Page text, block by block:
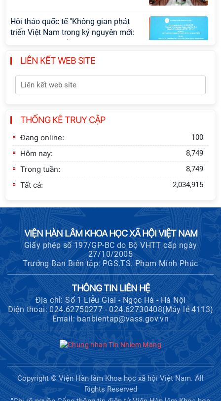
Hội thảo quốc tế "Không gian phát
triển Việt Nam trong kỷ nguyên mới:
Định hướng chiến lược và lựa chọn
chính sách”
Khai quật công trường khai thác đá
xây dựng Thành Nhà Hồ ở núi An
Tôn
Lễ ký kết Thỏa thuận hợp tác giữa
Viện Hàn lâm Khoa học xã hội Việt
Nam và Tỉnh ủy Cao Bằng
LIÊN KẾT WEB SITE
THỐNG KÊ TRUY CẬP
Đang online: 100
Hôm nay: 8,749
Trong tuần: 8,749
Tất cả: 2,034,915
VIỆN HÀN LÂM KHOA HỌC XÃ HỘI VIỆT NAM
Giấy phép số 197/GP-BC do Bộ VHTT cấp ngày
27/10/2005
Trưởng Ban Biên tập: PGS.TS. Phạm Minh Phúc
THÔNG TIN LIÊN HỆ
Địa chỉ: Số 1 Liễu Giai - Ngọc Hà - Hà Nội
Điện thoại: 024.62750277 - 024.62730408(Máy lẻ 4113)
Email: banbientap@vass.gov.vn
Copyright © Viện Hàn lâm Khoa học xã hội Việt Nam. All
Rights Reserved